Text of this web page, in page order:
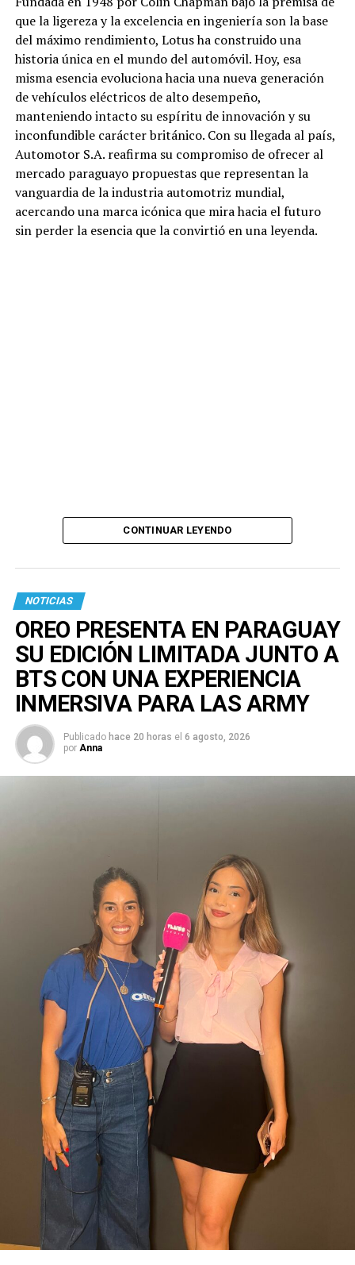
que la ligereza y la excelencia en ingeniería son la base
del máximo rendimiento, Lotus ha construido una
historia única en el mundo del automóvil. Hoy, esa
misma esencia evoluciona hacia una nueva generación
de vehículos eléctricos de alto desempeño,
manteniendo intacto su espíritu de innovación y su
inconfundible carácter británico. Con su llegada al país,
Automotor S.A. reafirma su compromiso de ofrecer al
mercado paraguayo propuestas que representan la
vanguardia de la industria automotriz mundial,
acercando una marca icónica que mira hacia el futuro
sin perder la esencia que la convirtió en una leyenda.
CONTINUAR LEYENDO
NOTICIAS
OREO PRESENTA EN PARAGUAY
SU EDICIÓN LIMITADA JUNTO A
BTS CON UNA EXPERIENCIA
INMERSIVA PARA LAS ARMY
Publicado hace 20 horas el 6 agosto, 2026
por Anna